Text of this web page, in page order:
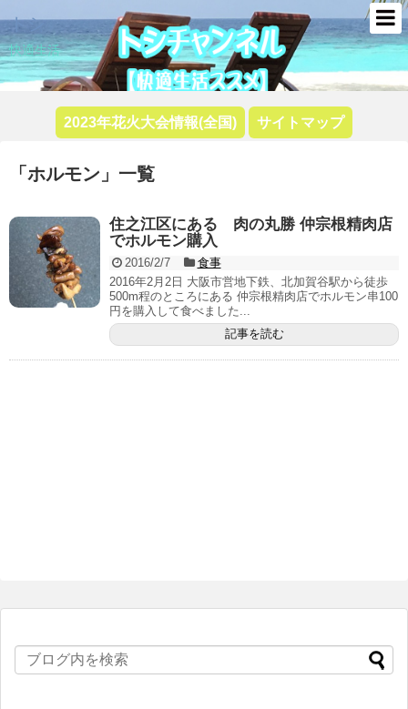
トシ
快適生活
2023年花火大会情報(全国) サイトマップ
「 ホルモン 」 一覧
住之江区にある 肉の丸勝 仲宗根精肉店
でホルモン購入
2016/2/7
食事
2016年2月2日 大阪市営地下鉄、北加賀谷駅から徒歩
500m程のところにある 仲宗根精肉店でホルモン串100
円を購入して食べました...
記事を読む